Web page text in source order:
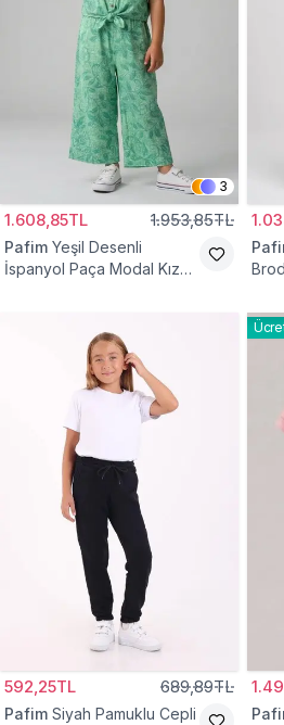
3
1.608,85TL 1.953,85TL
Pafim Yeşil Desenli
İspanyol Paça Modal Kız
592,25TL 689,89TL
Pafim Siyah Pamuklu Cepli